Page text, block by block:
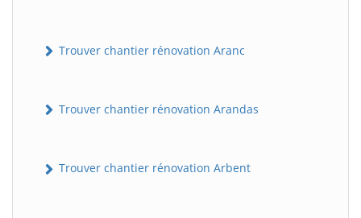
Trouver chantier rénovation Aranc
Trouver chantier rénovation Arandas
Trouver chantier rénovation Arbent